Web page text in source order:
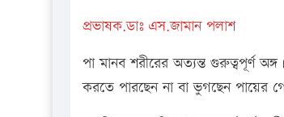
প্রভাষক.ডাঃ এস.জামান পলাশ
পা মানব শরীরের অত্যন্ত গুরুত্বপূর্ণ
করতে পারছেন না বা ভুগছেন পায়ের